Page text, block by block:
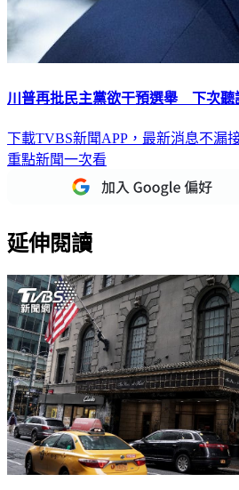
川普再批民主黨欲干預選舉 下次聽
下載TVBS新聞APP，最新消息不漏
重點新聞一次看
延伸閱讀